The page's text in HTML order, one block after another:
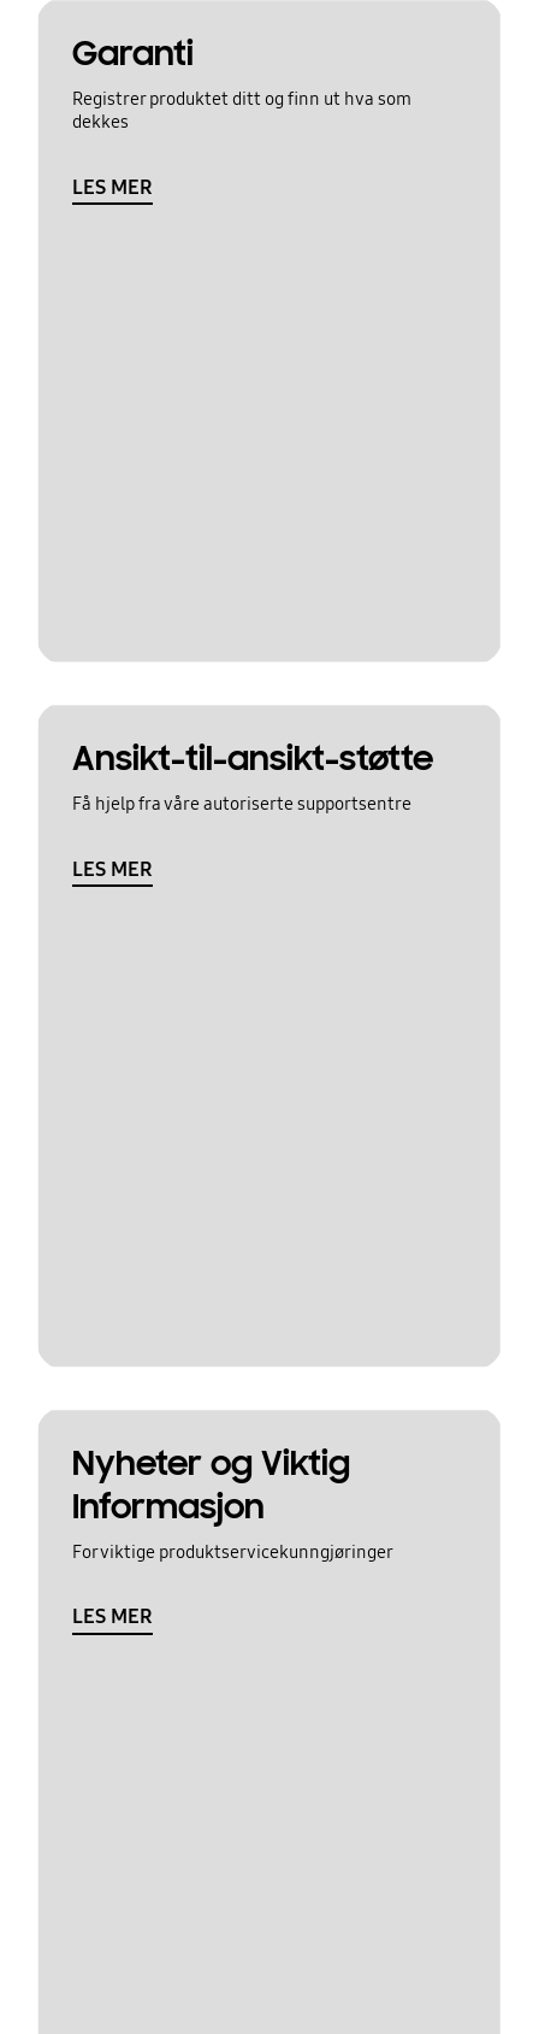
Garanti
Registrer produktet ditt og finn ut hva som
dekkes
LES MER
Ansikt-til-ansikt-støtte
Få hjelp fra våre autoriserte supportsentre
LES MER
Nyheter og Viktig
Informasjon
For viktige produktservicekunngjøringer
LES MER